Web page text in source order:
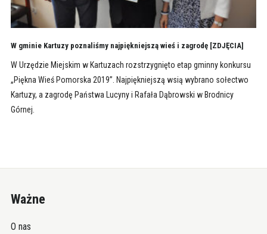
W gminie Kartuzy poznaliśmy najpiękniejszą wieś i zagrodę [ZDJĘCIA]
W Urzędzie Miejskim w Kartuzach rozstrzygnięto etap gminny konkursu
„Piękna Wieś Pomorska 2019”. Najpiękniejszą wsią wybrano sołectwo
Kartuzy, a zagrodę Państwa Lucyny i Rafała Dąbrowski w Brodnicy
Górnej.
Ważne
O nas